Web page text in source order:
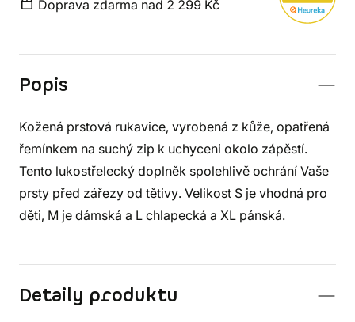
Doprava zdarma nad 2 299 Kč
Popis
Kožená prstová rukavice, vyrobená z kůže, opatřená
řemínkem na suchý zip k uchyceni okolo zápěstí.
Tento lukostřelecký doplněk spolehlivě ochrání Vaše
prsty před zářezy od tětivy. Velikost S je vhodná pro
děti, M je dámská a L chlapecká a XL pánská.
Detaily produktu